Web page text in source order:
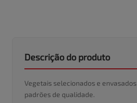
Descrição do produto
Vegetais selecionados e
padrões de qualidade.